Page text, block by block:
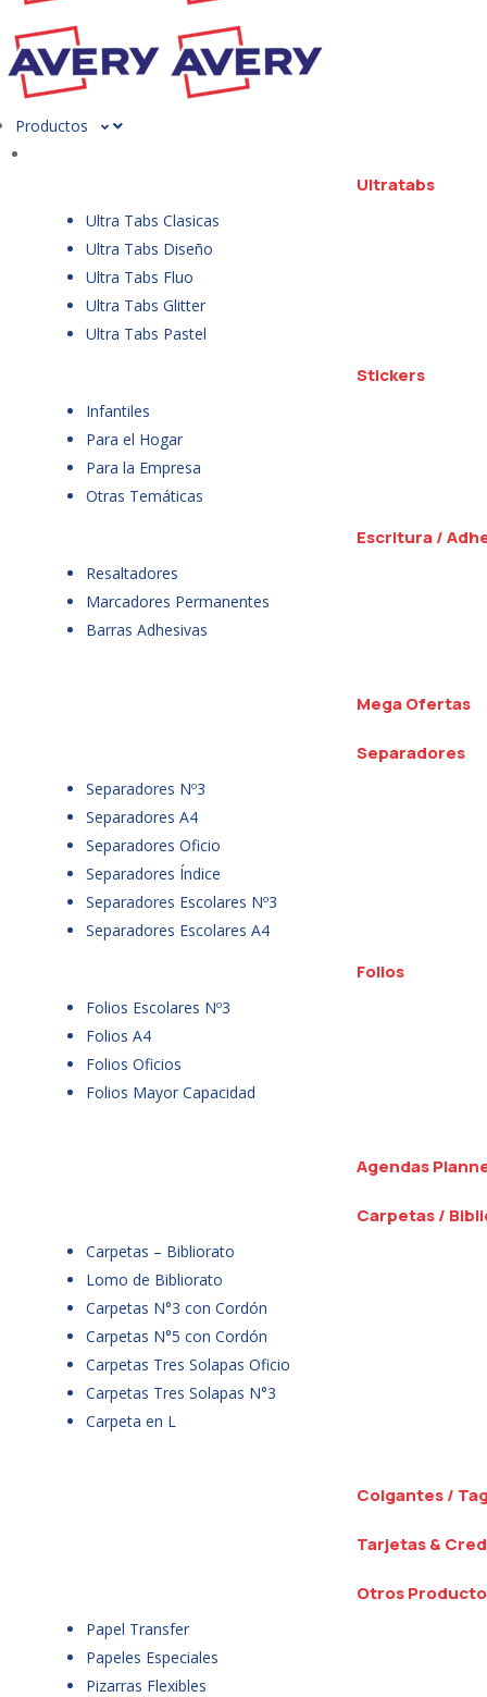
Productos
Ultratabs
Ultra Tabs Clasicas
Ultra Tabs Diseño
Ultra Tabs Fluo
Ultra Tabs Glitter
Ultra Tabs Pastel
Stickers
Infantiles
Para el Hogar
Para la Empresa
Otras Temáticas
Escritura /
Resaltadores
Marcadores Permanentes
Barras Adhesivas
Mega Ofertas
Separadores
Separadores Nº3
Separadores A4
Separadores Oficio
Separadores Índice
Separadores Escolares Nº3
Separadores Escolares A4
Folios
Folios Escolares Nº3
Folios A4
Folios Oficios
Folios Mayor Capacidad
Agendas
Carpetas /
Carpetas – Bibliorato
Lomo de Bibliorato
Carpetas N°3 con Cordón
Carpetas N°5 con Cordón
Carpetas Tres Solapas Oficio
Carpetas Tres Solapas N°3
Carpeta en L
Colgantes /
Tarjetas &
Otros
Papel Transfer
Papeles Especiales
Pizarras Flexibles